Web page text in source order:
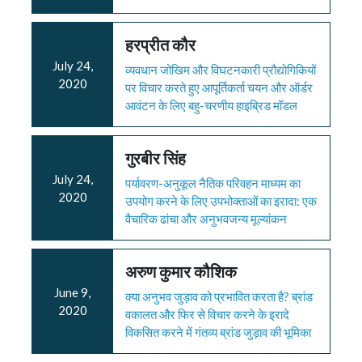
July 24,
2020
हरप्रीत कौर
व्यवधान जोखिम और विघटनकारी प्रौद्योगिकियों
पर विचार करते हुए आपूर्तिकर्ता चयन और ऑर्डर
आवंटन के लिए बहु-चरणीय हाइब्रिड मॉडल
July 24,
2020
गुरबीर सिंह
पर्यावरण-अनुकूल नैतिक परिवहन माध्यम का
उपयोग करने के लिए उपभोक्ताओं का इरादा: एक
वैचारिक ढांचा और अनुभवजन्य मूल्यांकन
June 9,
2020
अरुण कुमार कौशिक
क्या अनुभव जुड़ाव को प्रभावित करता है? ब्रांड
वकालत और फिर से विचार करने के इरादे
विकसित करने में गंतव्य ब्रांड जुड़ाव की भूमिका